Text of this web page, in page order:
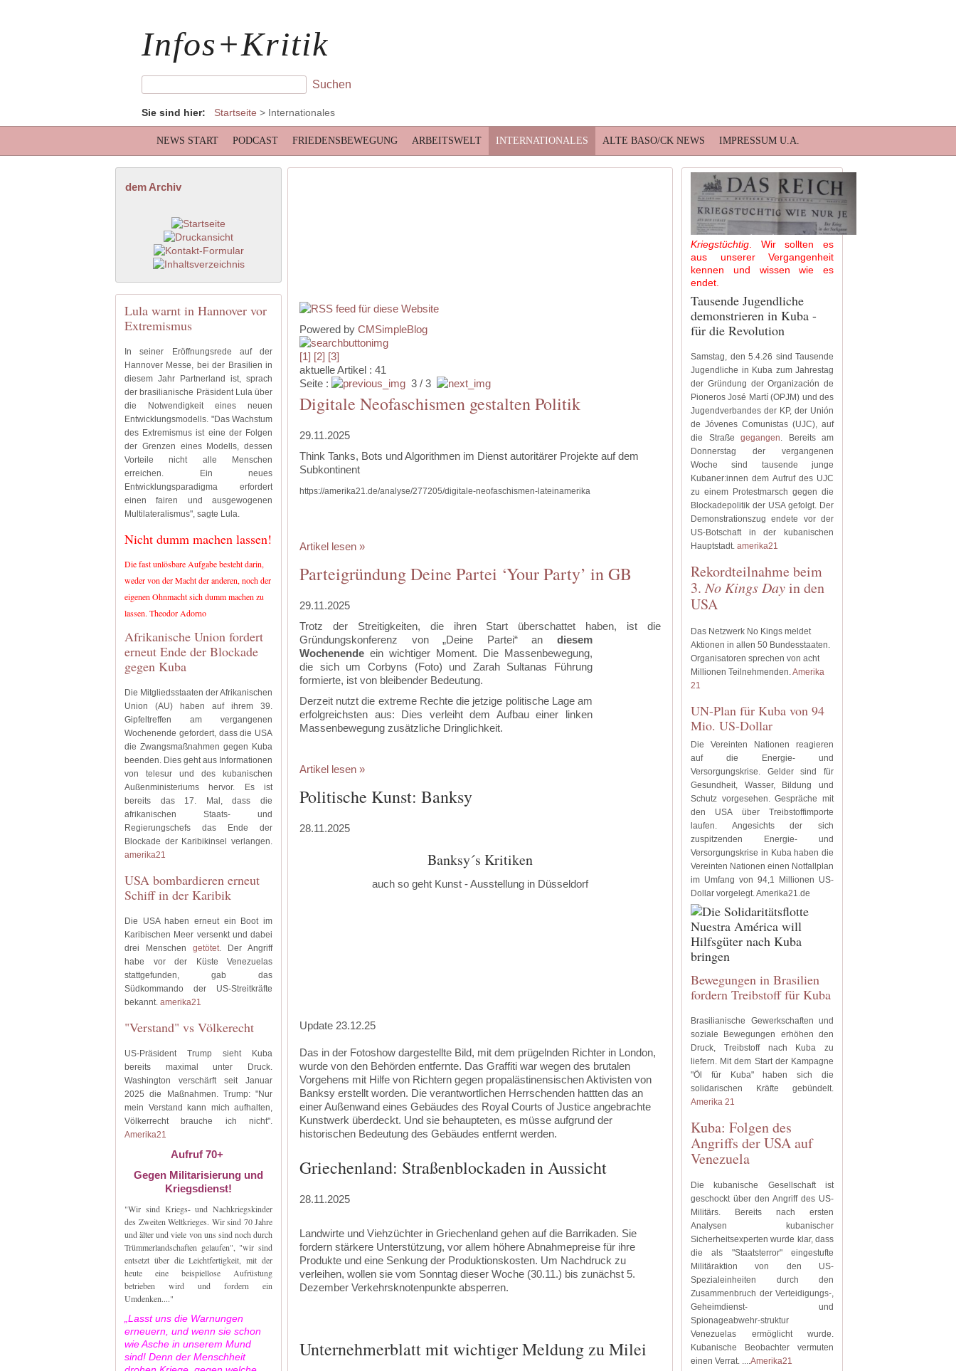
Infos+Kritik
Sie sind hier: Startseite > Internationales
NEWS START PODCAST FRIEDENSBEWEGUNG ARBEITSWELT INTERNATIONALES ALTE BASO/CK NEWS IMPRESSUM U.A.
dem Archiv
Lula warnt in Hannover vor
Extremismus
In seiner Eröffnungsrede auf der
Hannover Messe, bei der Brasilien in
diesem Jahr Partnerland ist, sprach
der brasilianische Präsident Lula über
die Notwendigkeit eines neuen
Entwicklungsmodells. "Das Wachstum
des Extremismus ist eine der Folgen
der Grenzen eines Modells, dessen
Vorteile nicht alle Menschen
erreichen. Ein neues
Entwicklungsparadigma erfordert
einen fairen und ausgewogenen
Multilateralismus", sagte Lula.
Nicht dumm machen lassen!
Die fast unlösbare Aufgabe besteht darin,
weder von der Macht der anderen, noch der
eigenen Ohnmacht sich dumm machen zu
lassen. Theodor Adorno
Afrikanische Union fordert
erneut Ende der Blockade
gegen Kuba
Die Mitgliedsstaaten der Afrikanischen
Union (AU) haben auf ihrem 39.
Gipfeltreffen am vergangenen
Wochenende gefordert, dass die USA
die Zwangsmaßnahmen gegen Kuba
beenden. Dies geht aus Informationen
von telesur und des kubanischen
Außenministeriums hervor. Es ist
bereits das 17. Mal, dass die
afrikanischen Staats- und
Regierungschefs das Ende der
Blockade der Karibikinsel verlangen.
amerika21
USA bombardieren erneut
Schiff in der Karibik
Die USA haben erneut ein Boot im
Karibischen Meer versenkt und dabei
drei Menschen getötet. Der Angriff
habe vor der Küste Venezuelas
stattgefunden, gab das
Südkommando der US-Streitkräfte
bekannt. amerika21
"Verstand" vs Völkerecht
US-Präsident Trump sieht Kuba
bereits maximal unter Druck.
Washington verschärft seit Januar
2025 die Maßnahmen. Trump: "Nur
mein Verstand kann mich aufhalten,
Völkerrecht brauche ich nicht".
Amerika21
Aufruf 70+
Gegen Militarisierung und
Kriegsdienst!
"Wir sind Kriegs- und Nachkriegskinder
des Zweiten Weltkrieges. Wir sind 70 Jahre
und älter und viele von uns sind noch durch
Trümmerlandschaften gelaufen", "wir sind
entsetzt über die Leichtfertigkeit, mit der
heute eine beispiellose Aufrüstung
betrieben wird und fordern ein
Umdenken...."
„Lasst uns die Warnungen
erneuern, und wenn sie schon
wie Asche in unserem Mund
sind! Denn der Menschheit
Powered by CMSimpleBlog
[1] [2] [3]
aktuelle Artikel : 41
Seite :
3 / 3
Digitale Neofaschismen gestalten Politik
29.11.2025
Think Tanks, Bots und Algorithmen im Dienst autoritärer Projekte auf dem
Subkontinent
https://amerika21.de/analyse/277205/digitale-neofaschismen-lateinamerika
Artikel lesen »
Parteigründung Deine Partei ‘Your Party’ in GB
29.11.2025
Trotz der Streitigkeiten, die ihren Start überschattet haben, ist die
Gründungskonferenz von „Deine Partei“ an diesem
Wochenende ein wichtiger Moment. Die Massenbewegung,
die sich um Corbyns (Foto) und Zarah Sultanas Führung
formierte, ist von bleibender Bedeutung.
Derzeit nutzt die extreme Rechte die jetzige politische Lage am
erfolgreichsten aus: Dies verleiht dem Aufbau einer linken
Massenbewegung zusätzliche Dringlichkeit.
Artikel lesen »
Politische Kunst: Banksy
28.11.2025
Banksy´s Kritiken
auch so geht Kunst - Ausstellung in Düsseldorf
Update 23.12.25
Das in der Fotoshow dargestellte Bild, mit dem prügelnden Richter in London,
wurde von den Behörden entfernte. Das Graffiti war wegen des brutalen
Vorgehens mit Hilfe von Richtern gegen propalästinensischen Aktivisten von
Banksy erstellt worden. Die verantwortlichen Herrschenden hattten das an
einer Außenwand eines Gebäudes des Royal Courts of Justice angebrachte
Kunstwerk überdeckt. Und sie behaupteten, es müsse aufgrund der
historischen Bedeutung des Gebäudes entfernt werden.
Griechenland: Straßenblockaden in Aussicht
28.11.2025
Landwirte und Viehzüchter in Griechenland gehen auf die Barrikaden. Sie
fordern stärkere Unterstützung, vor allem höhere Abnahmepreise für ihre
Produkte und eine Senkung der Produktionskosten. Um Nachdruck zu
verleihen, wollen sie vom Sonntag dieser Woche (30.11.) bis zunächst 5.
Dezember Verkehrsknotenpunkte absperren.
Unternehmerblatt mit wichtiger Meldung zu Milei
Kriegstüchtig . Wir sollten es
aus unserer Vergangenheit
kennen und wissen wie es
endet.
Tausende Jugendliche
demonstrieren in Kuba -
für die Revolution
Samstag, den 5.4.26 sind Tausende
Jugendliche in Kuba zum Jahrestag
der Gründung der Organización de
Pioneros José Martí (OPJM) und des
Jugendverbandes der KP, der Unión
de Jóvenes Comunistas (UJC), auf
die Straße gegangen.
Bereits am
Donnerstag der vergangenen
Woche sind tausende junge
Kubaner:innen dem Aufruf des UJC
zu einem Protestmarsch gegen die
Blockadepolitik der USA gefolgt. Der
Demonstrationszug endete vor der
US-Botschaft in der kubanischen
Hauptstadt. amerika21
Rekordteilnahme beim
3.No Kings Dayin den
USA
Das Netzwerk No Kings meldet
Aktionen in allen 50 Bundesstaaten.
Organisatoren sprechen von acht
Millionen Teilnehmenden.Amerika
21
UN-Plan für Kuba von 94
Mio. US-Dollar
Die Vereinten Nationen reagieren
auf die Energie- und
Versorgungskrise. Gelder sind für
Gesundheit, Wasser, Bildung und
Schutz vorgesehen. Gespräche mit
den USA über Treibstoffimporte
laufen. Angesichts der sich
zuspitzenden Energie- und
Versorgungskrise in Kuba haben die
Vereinten Nationen einen Notfallplan
im Umfang von 94,1 Millionen US-
Dollar vorgelegt. Amerika21.de
Bewegungen in Brasilien
fordern Treibstoff für Kuba
Brasilianische Gewerkschaften und
soziale Bewegungen erhöhen den
Druck, Treibstoff nach Kuba zu
liefern. Mit dem Start der Kampagne
"Öl für Kuba" haben sich die
solidarischen Kräfte gebündelt.
Amerika 21
Kuba: Folgen des
Angriffs der USA auf
Venezuela
Die kubanische Gesellschaft ist
geschockt über den Angriff des US-
Militärs. Bereits nach ersten
Analysen kubanischer
Sicherheitsexperten wurde klar, dass
die als "Staatsterror" eingestufte
Militäraktion von den US-
Spezialeinheiten durch den
Zusammenbruch der Verteidigungs-,
Geheimdienst- und
Spionageabwehr-struktur
Venezuelas ermöglicht wurde.
Kubanische Beobachter vermuten
einen Verrat. ....Amerika21